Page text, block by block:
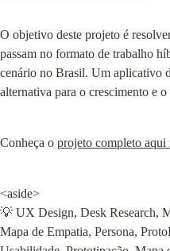
O objetivo deste projeto é
passam no formato de trabalho
cenário no Brasil. Um aplicativo
alternativa para o crescimento e
Conheça o projeto completo
<aside>
💡 UX Design, Desk Research,
Mapa de Empatia, Persona,